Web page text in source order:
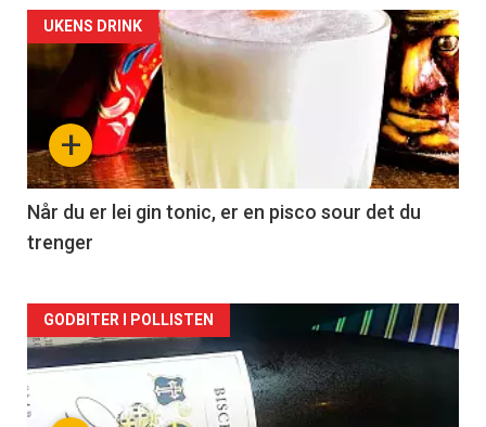
Forsiden
akkurat
nå
-
2
+
UKENS DRINK
Når du er lei gin tonic, er en pisco sour det du
trenger
Forsiden
akkurat
nå
GODBITER I POLLISTEN